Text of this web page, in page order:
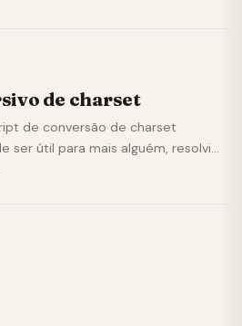
de charset
de conversão de charset
ser útil para mais alguém, resolvi